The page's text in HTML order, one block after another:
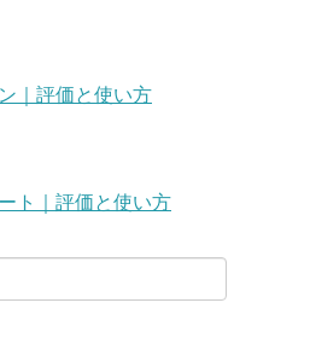
｜評価と使い方
ト｜評価と使い方